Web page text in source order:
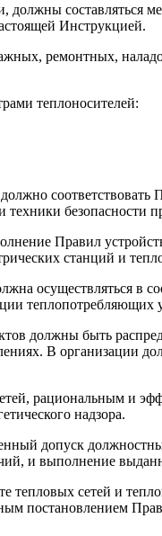
составляться
Инструкцией.
ремонтных,
теплоносителей:
соответствовать
безопасности
Правил
станций и
осуществляться в
теплопотребляющих
должны быть
В организации
рациональным и
надзора.
допуск
и выполнение
тепловых сетей и
постановлением